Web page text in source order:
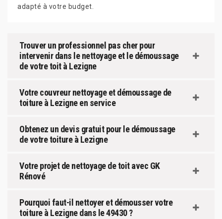
adapté à votre budget.
Trouver un professionnel pas cher pour
intervenir dans le nettoyage et le démoussage
de votre toit à Lezigne
Votre couvreur nettoyage et démoussage de
toiture à Lezigne en service
Obtenez un devis gratuit pour le démoussage
de votre toiture à Lezigne
Votre projet de nettoyage de toit avec GK
Rénové
Pourquoi faut-il nettoyer et démousser votre
toiture à Lezigne dans le 49430 ?